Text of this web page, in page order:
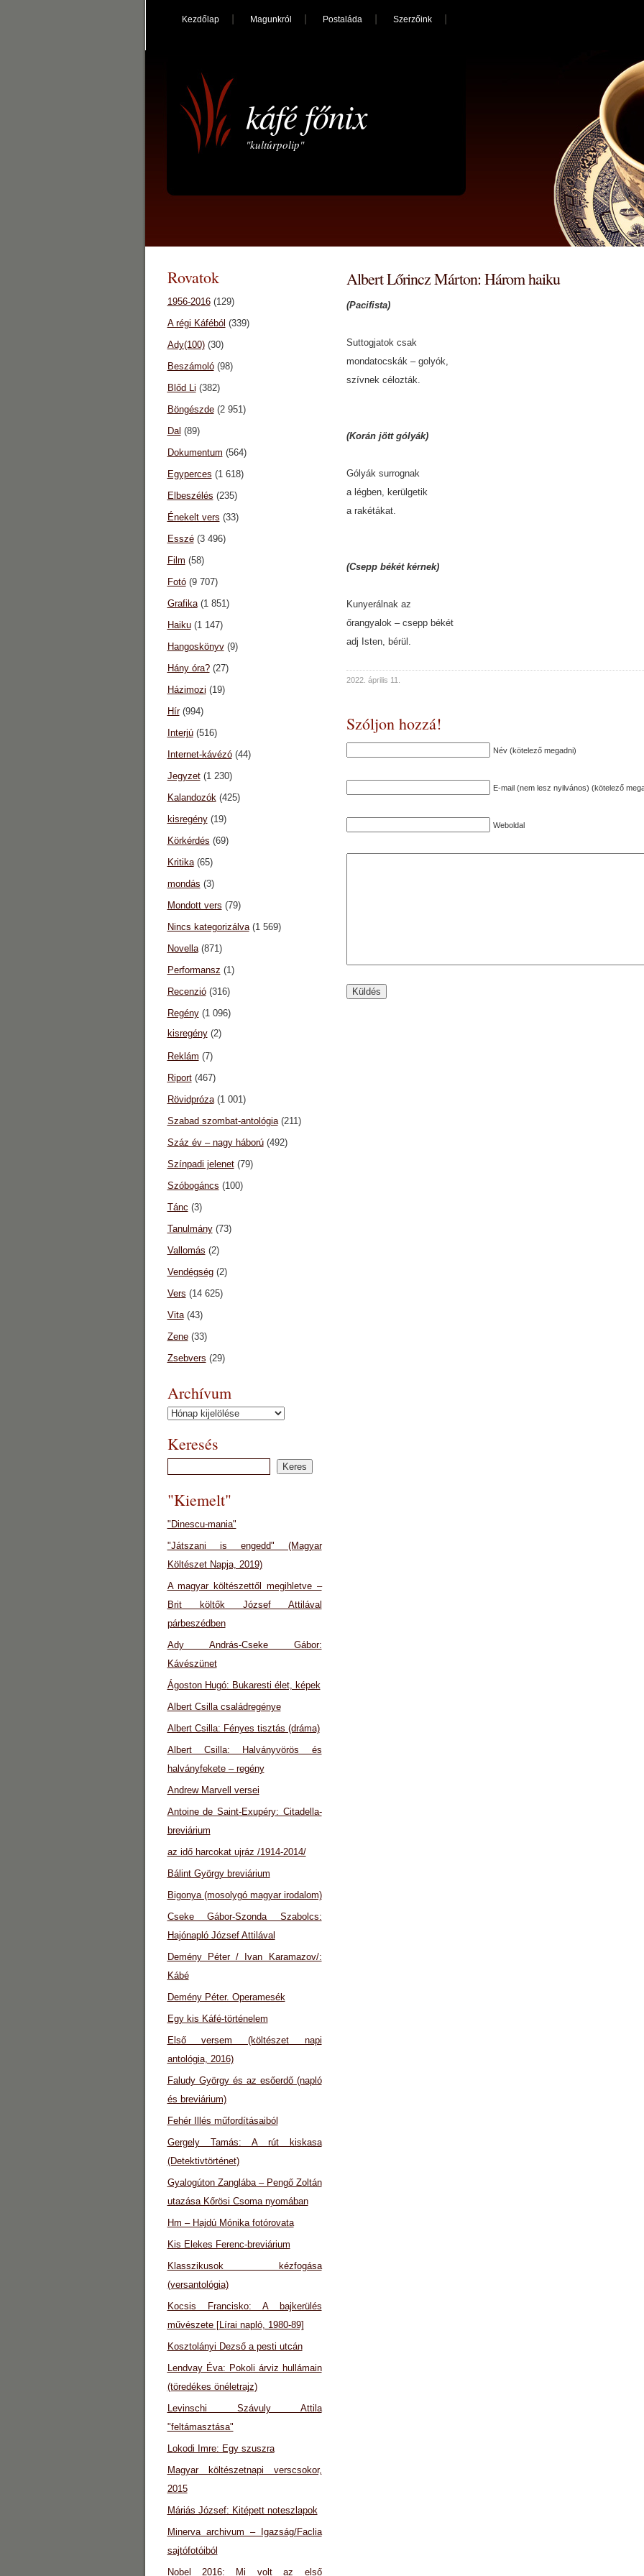
Kezdőlap Magunkról Postaláda Szerzőink
káfé főnix
"kultúrpolip"
Albert Lőrincz Márton: Három haiku
(Pacifista)
Suttogjatok csak
mondatocskák – golyók,
szívnek célozták.
(Korán jött gólyák)
Gólyák surrognak
a légben, kerülgetik
a rakétákat.
(Csepp békét kérnek)
Kunyerálnak az
őrangyalok – csepp békét
adj Isten, bérül.
2022. április 11.
Szóljon hozzá!
Név (kötelező megadni)
E-mail (nem lesz nyilvános) (kötelező
Weboldal
Rovatok
1956-2016(129)
A régi Káféból (339)
Ady(100)(30)
Beszámoló(98)
Blőd Li (382)
Böngészde(2 951)
Dal (89)
Dokumentum (564)
Egyperces (1 618)
Elbeszélés (235)
Énekelt vers (33)
Esszé(3 496)
Film (58)
Fotó(9 707)
Grafika(1 851)
Haiku(1 147)
Hangoskönyv(9)
Hány óra?(27)
Házimozi (19)
Hír(994)
Interjú(516)
Internet-kávézó(44)
Jegyzet(1 230)
Kalandozók(425)
kisregény(19)
Körkérdés (69)
Kritika(65)
mondás (3)
Mondott vers (79)
Nincs kategorizálva(1 569)
Novella(871)
Performansz (1)
Recenzió(316)
Regény(1 096)
kisregény(2)
Reklám (7)
Riport(467)
Rövidpróza(1 001)
Szabad szombat-antológia(211)
Száz év – nagy háború(492)
Színpadi jelenet(79)
Szóbogáncs (100)
Tánc (3)
Tanulmány(73)
Vallomás (2)
Vendégség(2)
Vers (14 625)
Vita(43)
Zene(33)
Zsebvers (29)
Archívum
Archívum
Keresés
"Kiemelt"
"Dinescu-mania"
"Játszani is engedd" (Magyar
Költészet Napja, 2019)
A magyar költészettől megihletve –
Brit költők József Attilával
párbeszédben
Ady András-Cseke Gábor:
Kávészünet
Ágoston Hugó: Bukaresti élet, képek
Albert Csilla családregénye
Albert Csilla: Fényes tisztás (dráma)
Albert Csilla: Halványvörös és
halványfekete – regény
Andrew Marvell versei
Antoine de Saint-Exupéry: Citadella-
breviárium
az idő harcokat ujráz /1914-2014/
Bálint György breviárium
Bigonya (mosolygó magyar irodalom)
Cseke Gábor-Szonda Szabolcs:
Hajónapló József Attilával
Demény Péter / Ivan Karamazov/:
Kábé
Demény Péter. Operamesék
Egy kis Káfé-történelem
Első versem (költészet napi
antológia, 2016)
Faludy György és az esőerdő (napló
és breviárium)
Fehér Illés műfordításaiból
Gergely Tamás: A rút kiskasa
(Detektivtörténet)
Gyalogúton Zanglába – Pengő Zoltán
utazása Kőrösi Csoma nyomában
Hm – Hajdú Mónika fotórovata
Kis Elekes Ferenc-breviárium
Klasszikusok kézfogása
(versantológia)
Kocsis Francisko: A bajkerülés
művészete [Lírai napló, 1980-89]
Kosztolányi Dezső a pesti utcán
Lendvay Éva: Pokoli árviz hullámain
(töredékes önéletrajz)
Levinschi Szávuly Attila
"feltámasztása"
Lokodi Imre: Egy szuszra
Magyar költészetnapi verscsokor,
2015
Máriás József: Kitépett noteszlapok
Minerva archivum – Igazság/Faclia
sajtófotóiból
Nobel 2016: Mi volt az első